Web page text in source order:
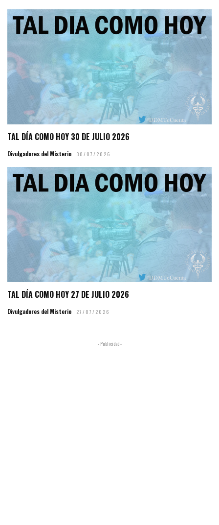
TAL DÍA COMO HOY 30 DE JULIO 2026
Divulgadores del Misterio 30/07/2026
TAL DÍA COMO HOY 27 DE JULIO 2026
Divulgadores del Misterio 27/07/2026
- Publicidad -